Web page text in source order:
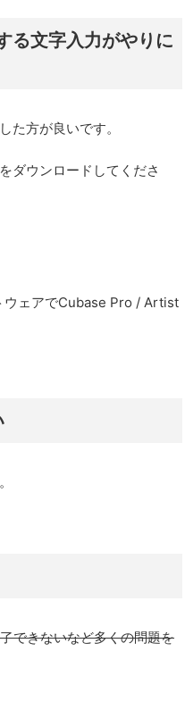
る文字入力がやりに
た方が良いです。
ダウンロードしてくださ
ェアでCubase Pro / Artist
できないなど多くの問題を